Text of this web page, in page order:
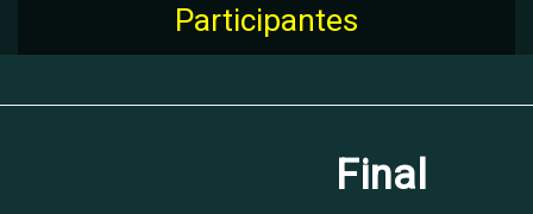
Participantes
Final